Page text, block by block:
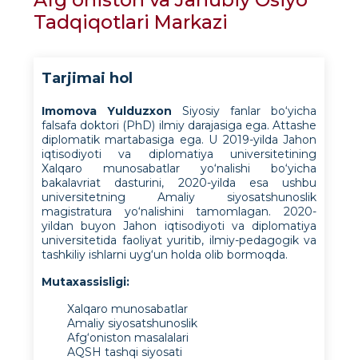
Tadqiqotlari Markazi
Tarjimai hol
Imomova Yulduzxon Siyosiy fanlar bo‘yicha
falsafa doktori (PhD) ilmiy darajasiga ega. Attashe
diplomatik martabasiga ega. U 2019-yilda Jahon
iqtisodiyoti va diplomatiya universitetining
Xalqaro munosabatlar yo‘nalishi bo‘yicha
bakalavriat dasturini, 2020-yilda esa ushbu
universitetning Amaliy siyosatshunoslik
magistratura yo‘nalishini tamomlagan. 2020-
yildan buyon Jahon iqtisodiyoti va diplomatiya
universitetida faoliyat yuritib, ilmiy-pedagogik va
tashkiliy ishlarni uyg‘un holda olib bormoqda.
Mutaxassisligi:
Xalqaro munosabatlar
Amaliy siyosatshunoslik
Afg‘oniston masalalari
AQSH tashqi siyosati